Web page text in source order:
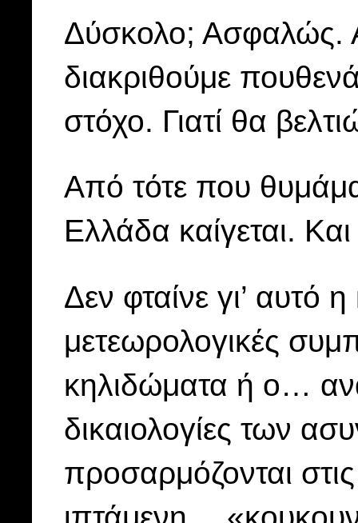
Δύσκολο; Ασφαλώς.
διακριθούμε
στόχο. Γιατί θα
Από τότε που
Ελλάδα καίγεται.
Δεν φταίνε γι’ αυτό
μετεωρολογικές
κηλιδώματα ή ο…
δικαιολογίες των
προσαρμόζονται